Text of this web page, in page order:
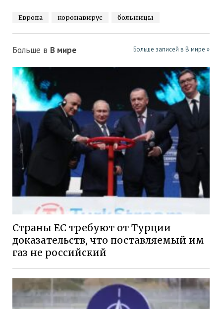
Европа коронавирус больницы
Больше в В мире Больше записей в В мире »
Страны ЕС требуют от Турции
доказательств, что поставляемый им
газ не российский